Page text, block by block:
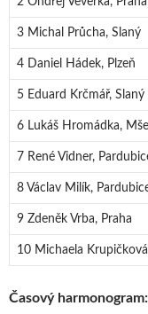
3 Michal Průcha, Slaný
4 Daniel Hádek, Plzeň
5 Eduard Krčmář, Slaný
6 Lukáš Hromádka,
7 René Vidner,
8 Václav Milík,
9 Zdeněk Vrba, Praha
10 Michaela
Časový harmonogram: